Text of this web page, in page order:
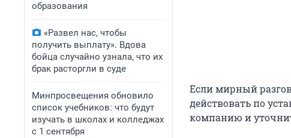
образования
«Развел нас, чтобы
получить выплату». Вдова
бойца случайно узнала, что их
брак расторгли в суде
Минпросвещения обновило
список учебников: что будут
изучать в школах и колледжах
с 1 сентября
Если мирный
действовать по
компанию и